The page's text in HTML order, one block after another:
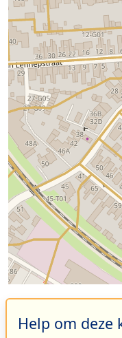
Help om deze